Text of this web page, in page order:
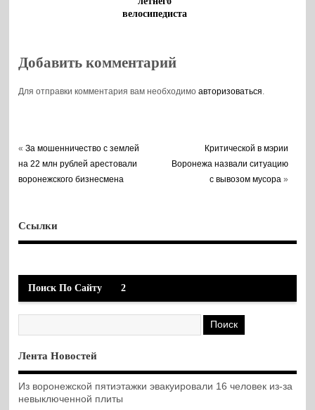
велосипедиста
Добавить комментарий
Для отправки комментария вам необходимоавторизоваться.
«За мошенничество с землей
на 22 млн рублей арестовали
воронежского бизнесмена
Критической в мэрии
Воронежа назвали ситуацию
с вывозом мусора »
Ссылки
Поиск По Сайту 2
Лента Новостей
Из воронежской пятиэтажки эвакуировали 16 человек из-за
невыключенной плиты